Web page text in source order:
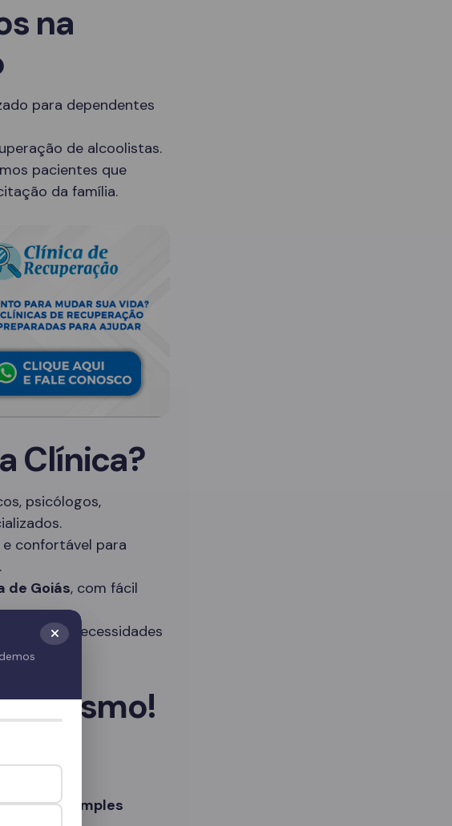
na
para dependentes
de alcoolistas.
pacientes que
da família.
Clínica?
psicólogos,
confortável para
de Goiás, com fácil
às necessidades
Mesmo!
com um simples